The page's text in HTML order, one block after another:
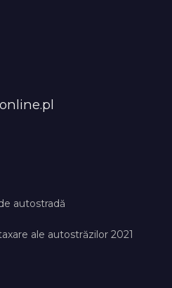
autostradă
ale autostrăzilor 2021